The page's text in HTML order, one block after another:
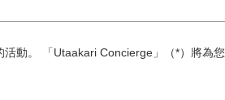
動。 「Utaakari Concierge」（*）將為您